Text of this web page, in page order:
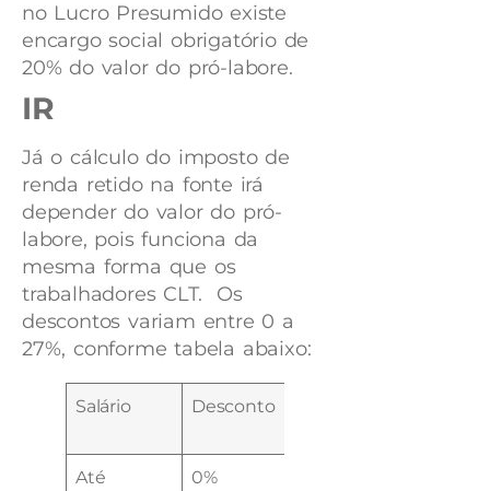
no Lucro Presumido existe
encargo social obrigatório de
20% do valor do pró-labore.
IR
Já o cálculo do imposto de
renda retido na fonte irá
depender do valor do pró-
labore, pois funciona da
mesma forma que os
trabalhadores CLT. Os
descontos variam entre 0 a
27%, conforme tabela abaixo:
Salário Desconto
Até
0%